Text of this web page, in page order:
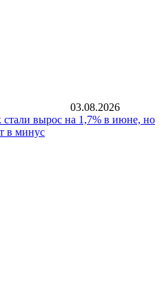
03.08.2026
вырос на 1,7% в июне, но
в минус